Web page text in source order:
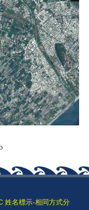
姓名標示-相同方式分